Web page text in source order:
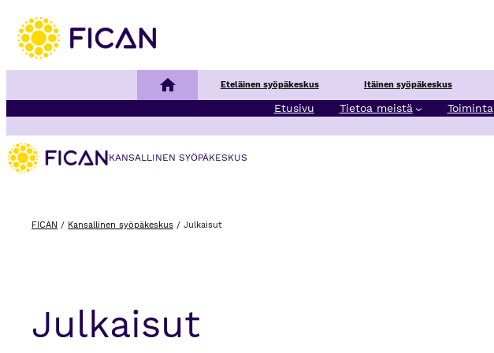
Kansallinen syöpäkeskusEteläinen syöpäkeskus Itäinen syöpäkeskus
Etusivu Tietoa meistä Toiminta
KANSALLINEN SYÖPÄKESKUS
FICAN / Kansallinen syöpäkeskus / Julkaisut
Julkaisut